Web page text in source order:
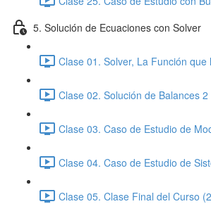
5. Solución de Ecuaciones con Solver
Clase 01. Solver, La Función
Clase 02. Solución de Balances
Clase 03. Caso de Estudio de
Clase 04. Caso de Estudio de
Clase 05. Clase Final del Curso